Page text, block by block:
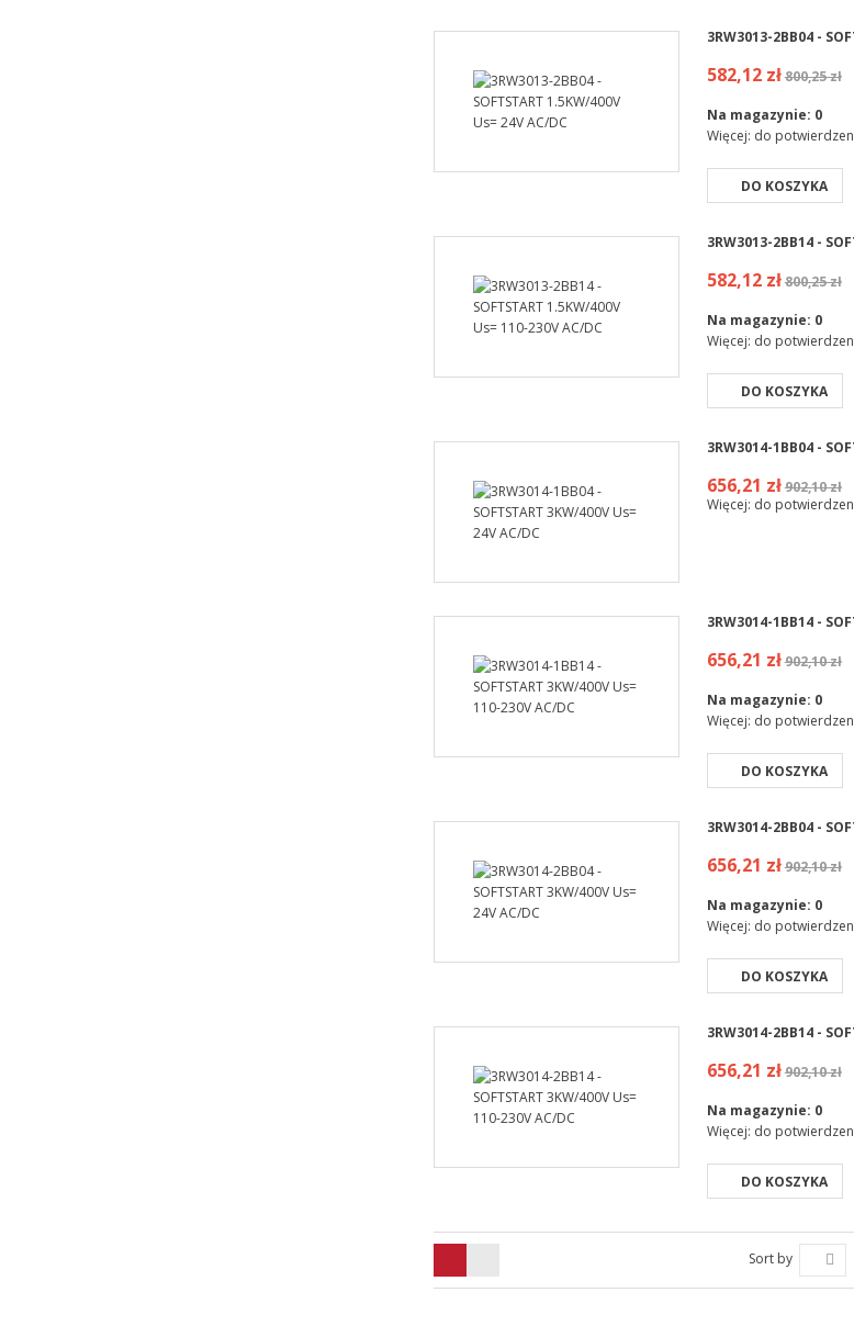
3RW3013-2BB04 -
582,12 zł800,25 zł
Na magazynie: 0
Więcej: do
DO KOSZYKA
3RW3013-2BB14 -
582,12 zł800,25 zł
Na magazynie: 0
Więcej: do
DO KOSZYKA
3RW3014-1BB04 -
656,21 zł902,10 zł
Więcej: do
3RW3014-1BB14 -
656,21 zł902,10 zł
Na magazynie: 0
Więcej: do
DO KOSZYKA
3RW3014-2BB04 -
656,21 zł902,10 zł
Na magazynie: 0
Więcej: do
DO KOSZYKA
3RW3014-2BB14 -
656,21 zł902,10 zł
Na magazynie: 0
Więcej: do
DO KOSZYKA
Sort by